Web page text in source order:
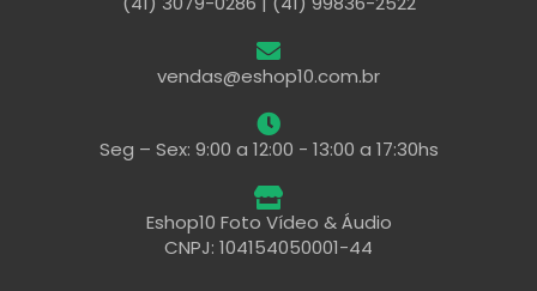
vendas@eshop10.com.br
Seg – Sex: 9:00 a 12:00 - 13:00 a 17:30hs
Eshop10 Foto Vídeo & Áudio
CNPJ: 104154050001-44